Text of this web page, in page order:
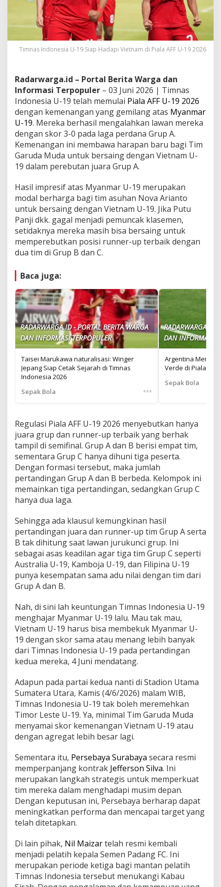
Timnas Indonesia U-19 Siap Hadapi Vietnam di Piala AFF U-19 2026
Radarwarga.id – Portal Berita Warga dan
Informasi Terpopuler – 03 Juni 2026 | Timnas
Indonesia U-19 telah memulai Piala AFF U-19 2026
dengan kemenangan yang gemilang atas Myanmar
U-19. Mereka berhasil mengalahkan lawan mereka
dengan skor 3-0 pada laga perdana Grup A.
Kemenangan ini membawa harapan baru bagi Tim
Garuda Muda untuk bersaing dengan Vietnam U-
19 dalam perebutan juara Grup A.
Hasil impresif atas Myanmar U-19 merupakan
modal berharga bagi tim asuhan Nova Arianto
untuk bersaing dengan Vietnam U-19. Jika Putu
Panji dkk. gagal menjadi pemuncak klasemen,
setidaknya mereka masih bisa bersaing untuk
memperebutkan posisi runner-up terbaik dengan
dua tim di Grup B dan C.
Baca juga:
RADARWARGA.ID - PORTAL BERITA WARGA
DAN INFORMASI TERPOPULER
Taisei Marukawa naturalisasi: Winger
Jepang Siap Cetak Sejarah di Timnas
Indonesia 2026
Sepak Bola
•••
RADARWARGA.ID
DAN INFORMASI
Argentina
Verde di Piala
Sepak Bola
Regulasi Piala AFF U-19 2026 menyebutkan hanya
juara grup dan runner-up terbaik yang berhak
tampil di semifinal. Grup A dan B berisi empat tim,
sementara Grup C hanya dihuni tiga peserta.
Dengan formasi tersebut, maka jumlah
pertandingan Grup A dan B berbeda. Kelompok ini
memainkan tiga pertandingan, sedangkan Grup C
hanya dua laga.
Sehingga ada klausul kemungkinan hasil
pertandingan juara dan runner-up tim Grup A serta
B tak dihitung saat lawan jurukunci grup. Ini
sebagai asas keadilan agar tiga tim Grup C seperti
Australia U-19, Kamboja U-19, dan Filipina U-19
punya kesempatan sama adu nilai dengan tim dari
Grup A dan B.
Nah, di sini lah keuntungan Timnas Indonesia U-19
menghajar Myanmar U-19 lalu. Mau tak mau,
Vietnam U-19 harus bisa membekuk Myanmar U-
19 dengan skor sama atau menang lebih banyak
dari Timnas Indonesia U-19 pada pertandingan
kedua mereka, 4 Juni mendatang.
Adapun pada partai kedua nanti di Stadion Utama
Sumatera Utara, Kamis (4/6/2026) malam WIB,
Timnas Indonesia U-19 tak boleh meremehkan
Timor Leste U-19. Ya, minimal Tim Garuda Muda
menyamai skor kemenangan Vietnam U-19 atau
dengan agregat lebih besar lagi.
Sementara itu, Persebaya Surabaya secara resmi
memperpanjang kontrak Jefferson Silva. Ini
merupakan langkah strategis untuk memperkuat
tim mereka dalam menghadapi musim depan.
Dengan keputusan ini, Persebaya berharap dapat
meningkatkan performa dan mencapai target yang
telah ditetapkan.
Di lain pihak, Nil Maizartelah resmi kembali
menjadi pelatih kepala Semen Padang FC. Ini
merupakan periode ketiga bagi mantan pelatih
Timnas Indonesia tersebut menukangi Kabau